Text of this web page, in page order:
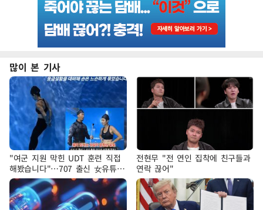
많이 본 기사
"여군 지원 막힌 UDT 훈련 직접
해봤습니다"…707 출신 女유튜버
'완벽 소화'
전현무 "전 연인 집착에 친구들과
연락 끊어"